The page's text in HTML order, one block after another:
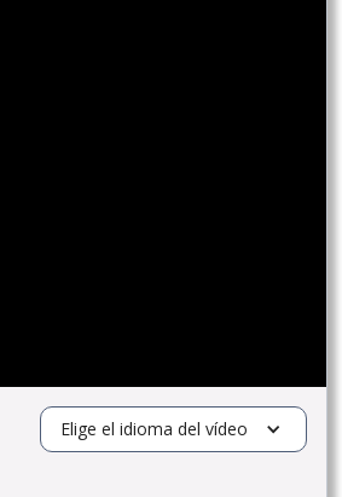
Elige el idioma del vídeo